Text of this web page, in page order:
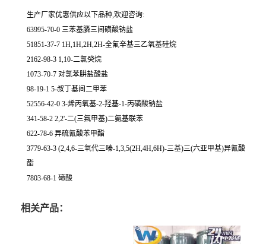
生产厂家优惠供应以下品种,欢迎咨询:
63995-70-0 三苯基膦三间磺酸钠盐
51851-37-7 1H,1H,2H,2H-全氟辛基三乙氧基硅烷
2162-98-3 1,10-二氯癸烷
1073-70-7 对氯苯肼盐酸盐
98-19-1 5-叔丁基间二甲苯
52556-42-0 3-烯丙氧基-2-羟基-1-丙磺酸钠盐
341-58-2 2,2'-二(三氟甲基)二氨基联苯
622-78-6 异硫氰酸苯甲酯
3779-63-3 (2,4,6-三氧代三嗪-1,3,5(2H,4H,6H)-三基)三(六亚甲基)异氰酸
酯
7803-68-1 碲酸
相关产品：